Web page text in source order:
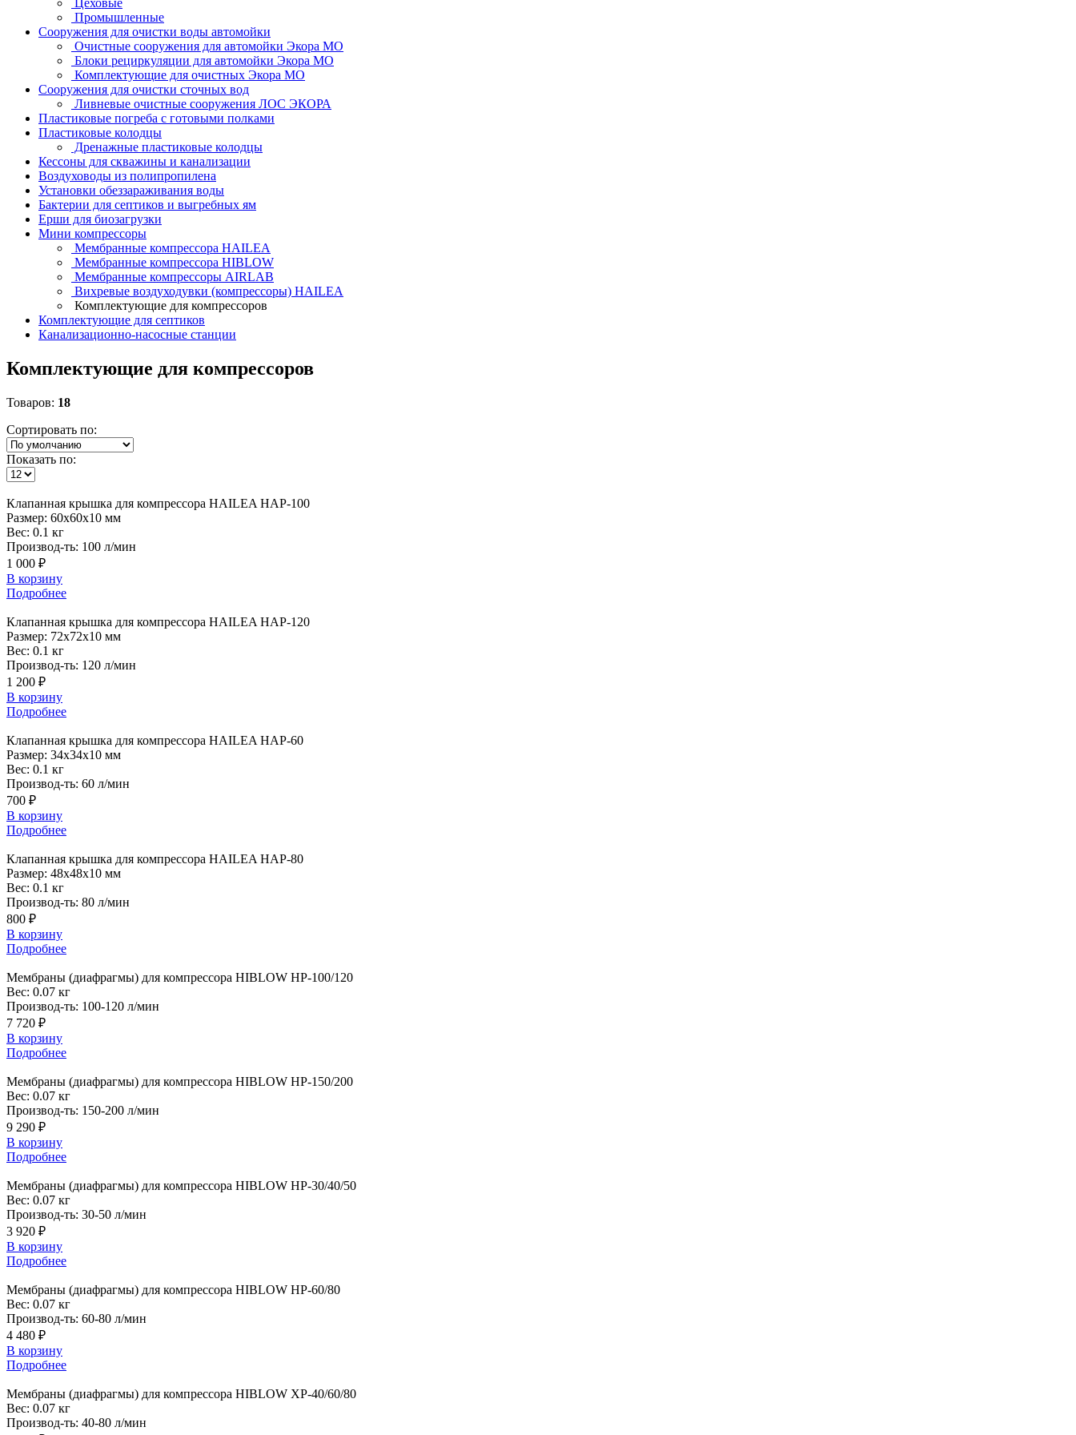
Цеховые
Промышленные
Сооружения для очистки воды автомойки
Очистные сооружения для автомойки Экора МО
Блоки рециркуляции для автомойки Экора МО
Комплектующие для очистных Экора МО
Сооружения для очистки сточных вод
Ливневые очистные сооружения ЛОС ЭКОРА
Пластиковые погреба с готовыми полками
Пластиковые колодцы
Дренажные пластиковые колодцы
Кессоны для скважины и канализации
Воздуховоды из полипропилена
Установки обеззараживания воды
Бактерии для септиков и выгребных ям
Ерши для биозагрузки
Мини компрессоры
Мембранные компрессора HAILEA
Мембранные компрессора HIBLOW
Мембранные компрессоры AIRLAB
Вихревые воздуходувки (компрессоры) HAILEA
Комплектующие для компрессоров
Комплектующие для септиков
Канализационно-насосные станции
Комплектующие для компрессоров
Товаров: 18
Сортировать по:
Показать по:
Клапанная крышка для компрессора HAILEA HAP-100
Размер: 60x60x10 мм
Вес: 0.1 кг
Производ-ть: 100 л/мин
1 000 ₽
В корзину
Подробнее
Клапанная крышка для компрессора HAILEA HAP-120
Размер: 72x72x10 мм
Вес: 0.1 кг
Производ-ть: 120 л/мин
1 200 ₽
В корзину
Подробнее
Клапанная крышка для компрессора HAILEA HAP-60
Размер: 34x34x10 мм
Вес: 0.1 кг
Производ-ть: 60 л/мин
700 ₽
В корзину
Подробнее
Клапанная крышка для компрессора HAILEA HAP-80
Размер: 48x48x10 мм
Вес: 0.1 кг
Производ-ть: 80 л/мин
800 ₽
В корзину
Подробнее
Мембраны (диафрагмы) для компрессора HIBLOW HP-100/120
Вес: 0.07 кг
Производ-ть: 100-120 л/мин
7 720 ₽
В корзину
Подробнее
Мембраны (диафрагмы) для компрессора HIBLOW HP-150/200
Вес: 0.07 кг
Производ-ть: 150-200 л/мин
9 290 ₽
В корзину
Подробнее
Мембраны (диафрагмы) для компрессора HIBLOW HP-30/40/50
Вес: 0.07 кг
Производ-ть: 30-50 л/мин
3 920 ₽
В корзину
Подробнее
Мембраны (диафрагмы) для компрессора HIBLOW HP-60/80
Вес: 0.07 кг
Производ-ть: 60-80 л/мин
4 480 ₽
В корзину
Подробнее
Мембраны (диафрагмы) для компрессора HIBLOW XP-40/60/80
Вес: 0.07 кг
Производ-ть: 40-80 л/мин